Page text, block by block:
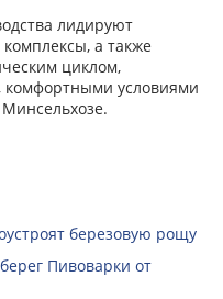
лидируют
а также
циклом,
условиями
березовую рощу
Пивоварки от